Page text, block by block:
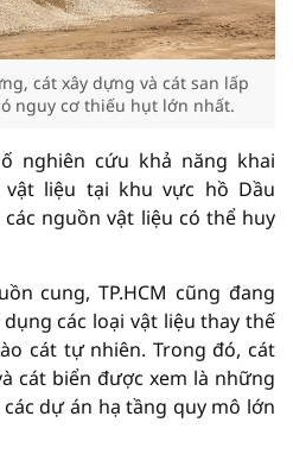
cát xây dựng và cát san lấp
nguy cơ thiếu hụt lớn nhất.
nghiên cứu khả năng khai
liệu tại khu vực hồ Dầu
nguồn vật liệu có thể huy
cung, TP.HCM cũng đang
các loại vật liệu thay thế
cát tự nhiên. Trong đó, cát
cát biển được xem là những
dự án hạ tầng quy mô lớn